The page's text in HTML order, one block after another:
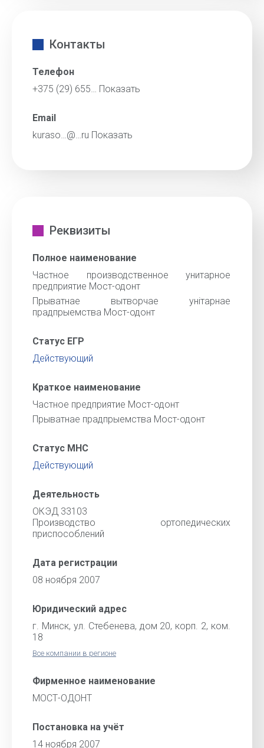
Контакты
Телефон
+375 (29) 655… Показать
Email
kuraso…@…ru Показать
Реквизиты
Полное наименование
Частное производственное унитарное
предприятие Мост-одонт
Прыватнае вытворчае унiтарнае
прадпрыемства Мост-одонт
Статус ЕГР
Действующий
Краткое наименование
Частное предприятие Мост-одонт
Прыватнае прадпрыемства Мост-одонт
Статус МНС
Действующий
Деятельность
ОКЭД 33103
Производство ортопедических
приспособлений
Дата регистрации
08 ноября 2007
Юридический адрес
г. Минск, ул. Стебенева, дом 20, корп. 2, ком.
18
Все компании в регионе
Фирменное наименование
МОСТ-ОДОНТ
Постановка на учёт
14 ноября 2007